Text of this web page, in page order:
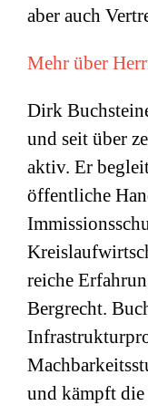
aber auch
Mehr über
Dirk
und seit über
aktiv. Er
öffentliche
reiche
Bergrecht.
und kämpft die